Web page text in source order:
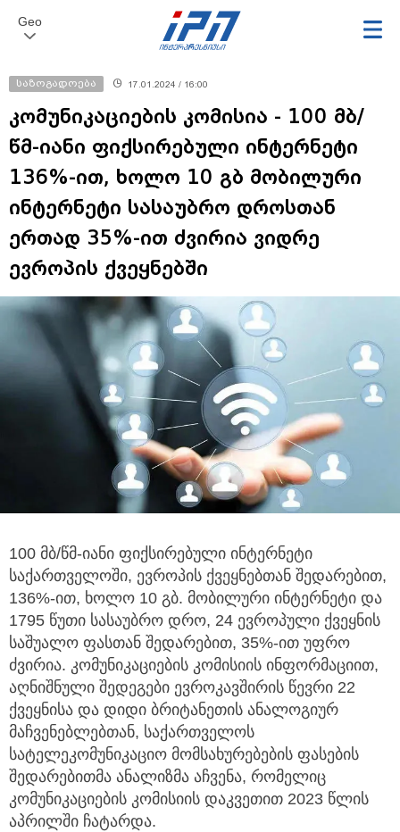
Geo
საზოგადოება 17.01.2024 / 16:00
კომუნიკაციების კომისია - 100 მბ/
წმ-იანი ფიქსირებული ინტერნეტი
136%-ით, ხოლო 10 გბ მობილური
ინტერნეტი სასაუბრო დროსთან
ერთად 35%-ით ძვირია ვიდრე
ევროპის ქვეყნებში
100 მბ/წმ-იანი ფიქსირებული ინტერნეტი
საქართველოში, ევროპის ქვეყნებთან შედარებით,
136%-ით, ხოლო 10 გბ. მობილური ინტერნეტი და
1795 წუთი სასაუბრო დრო, 24 ევროპული ქვეყნის
საშუალო ფასთან შედარებით, 35%-ით უფრო
ძვირია. კომუნიკაციების კომისიის ინფორმაციით,
აღნიშნული შედეგები ევროკავშირის წევრი 22
ქვეყნისა და დიდი ბრიტანეთის ანალოგიურ
მაჩვენებლებთან, საქართველოს
სატელეკომუნიკაციო მომსახურებების ფასების
შედარებითმა ანალიზმა აჩვენა, რომელიც
კომუნიკაციების კომისიის დაკვეთით 2023 წლის
აპრილში ჩატარდა.